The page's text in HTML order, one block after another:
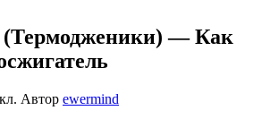
(Термодженики) — Как
Автор ewermind